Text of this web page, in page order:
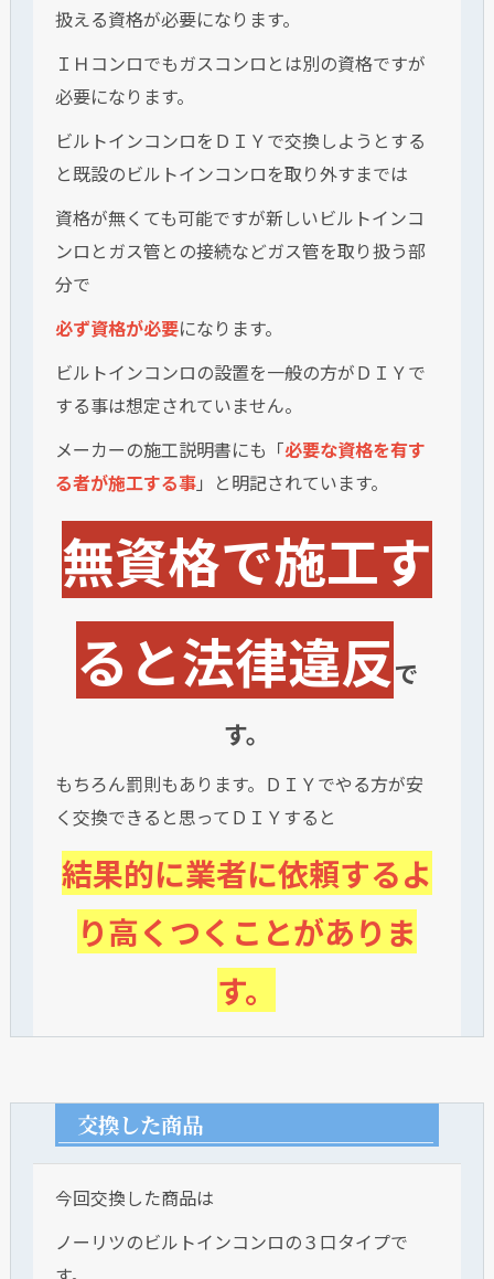
扱える資格が必要になります。
ＩＨコンロでもガスコンロとは別の資格ですが
必要になります。
ビルトインコンロをＤＩＹで交換しようとする
と既設のビルトインコンロを取り外すまでは
資格が無くても可能ですが新しいビルトインコ
ンロとガス管との接続などガス管を取り扱う部
分で
必ず資格が必要になります。
ビルトインコンロの設置を一般の方がＤＩＹで
する事は想定されていません。
メーカーの施工説明書にも「必要な資格を有す
る者が施工する事」と明記されています。
無資格で施工す
ると法律違反で
す。
もちろん罰則もあります。ＤＩＹでやる方が安
く交換できると思ってＤＩＹすると
結果的に業者に依頼するよ
り高くつくことがありま
す。
交換した商品
今回交換した商品は
ノーリツのビルトインコンロの３口タイプで